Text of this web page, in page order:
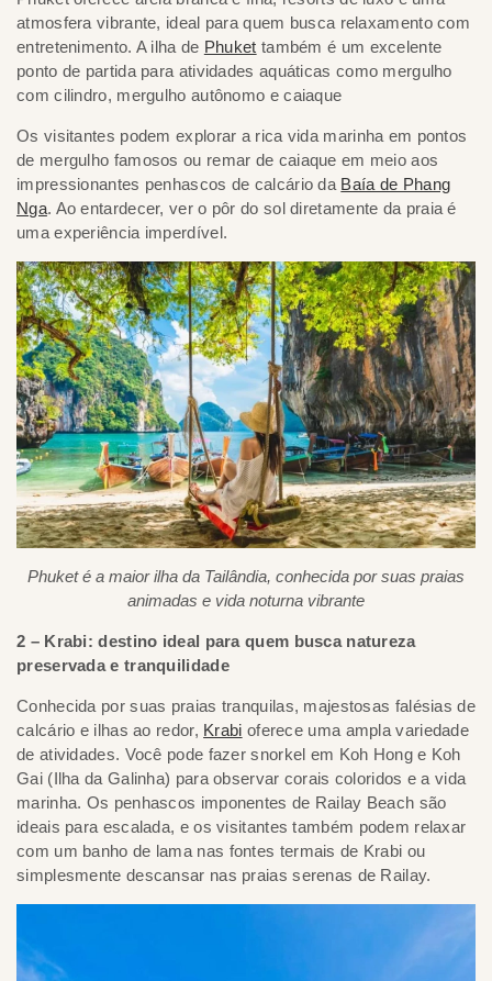
atmosfera vibrante, ideal para quem busca relaxamento com
entretenimento. A ilha de Phuket também é um excelente
ponto de partida para atividades aquáticas como mergulho
com cilindro, mergulho autônomo e caiaque
Os visitantes podem explorar a rica vida marinha em pontos
de mergulho famosos ou remar de caiaque em meio aos
impressionantes penhascos de calcário da Baía de Phang
Nga. Ao entardecer, ver o pôr do sol diretamente da praia é
uma experiência imperdível.
Phuket é a maior ilha da Tailândia, conhecida por suas praias
animadas e vida noturna vibrante
2 – Krabi: destino ideal para quem busca natureza
preservada e tranquilidade
Conhecida por suas praias tranquilas, majestosas falésias de
calcário e ilhas ao redor, Krabi oferece uma ampla variedade
de atividades. Você pode fazer snorkel em Koh Hong e Koh
Gai (Ilha da Galinha) para observar corais coloridos e a vida
marinha. Os penhascos imponentes de Railay Beach são
ideais para escalada, e os visitantes também podem relaxar
com um banho de lama nas fontes termais de Krabi ou
simplesmente descansar nas praias serenas de Railay.